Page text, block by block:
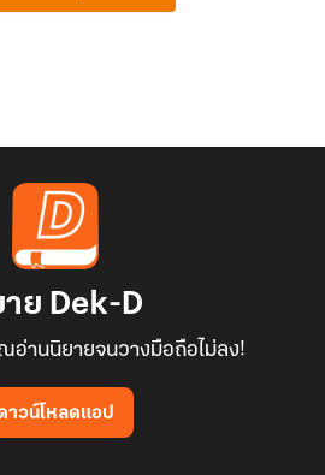
ย Dek-D
อ่านนิยายจนวางมือถือไม่ลง!
าวน์โหลดแอป